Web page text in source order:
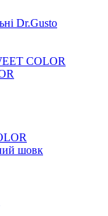
Dr.Gusto
COLOR
шовк